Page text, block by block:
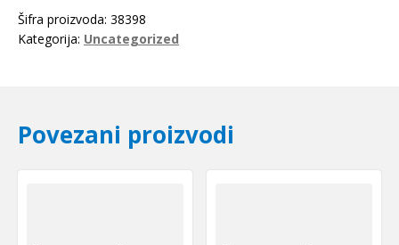
Optibelt
količina
Šifra proizvoda: 38398
Kategorija: Uncategorized
Povezani proizvodi